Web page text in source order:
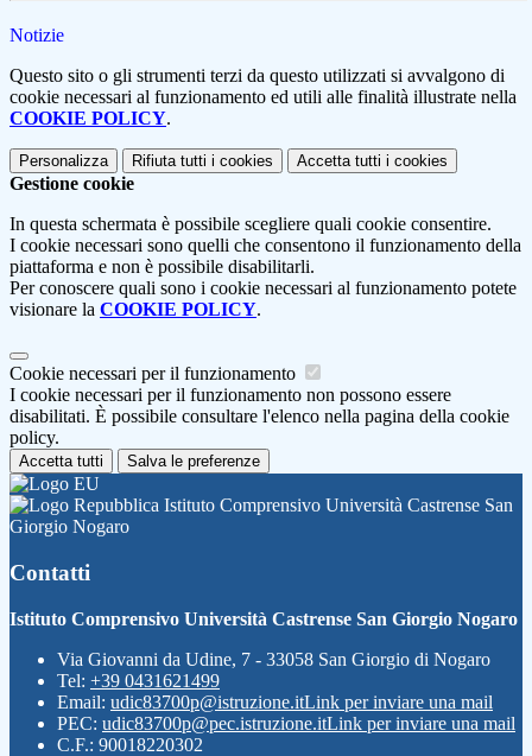
Notizie
Questo sito o gli strumenti terzi da questo utilizzati si avvalgono di
cookie necessari al funzionamento ed utili alle finalità illustrate nella
COOKIE POLICY.
Personalizza Rifiuta tutti i cookies Accetta tutti i cookies
Gestione cookie
In questa schermata è possibile scegliere quali cookie consentire.
I cookie necessari sono quelli che consentono il funzionamento della
piattaforma e non è possibile disabilitarli.
Per conoscere quali sono i cookie necessari al funzionamento potete
visionare la COOKIE POLICY.
Cookie necessari per il funzionamento
I cookie necessari per il funzionamento non possono essere
disabilitati. È possibile consultare l'elenco nella pagina della cookie
policy.
Accetta tutti Salva le preferenze
Istituto Comprensivo Università Castrense San
Giorgio Nogaro
Contatti
Istituto Comprensivo Università Castrense San Giorgio Nogaro
Via Giovanni da Udine, 7 - 33058 San Giorgio di Nogaro
Tel: +39 0431621499
Email: udic83700p@istruzione.itLink per inviare una mail
PEC: udic83700p@pec.istruzione.itLink per inviare una mail
C.F.: 90018220302